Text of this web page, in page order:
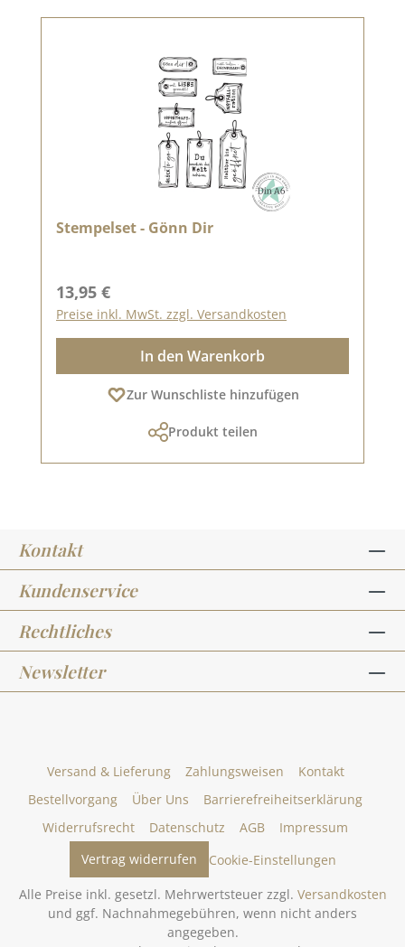
Stempelset - Gönn Dir
Regulärer Preis:
13,95 €
Preise inkl. MwSt. zzgl. Versandkosten
In den Warenkorb
Zur Wunschliste hinzufügen
Produkt teilen
Kontakt
Kundenservice
Rechtliches
Newsletter
Versand & Lieferung Zahlungsweisen
Kontakt
Bestellvorgang
Über Uns
Barrierefreiheitserklärung
Widerrufsrecht
Datenschutz AGB
Impressum
Vertrag widerrufen
Cookie-Einstellungen
Alle Preise inkl. gesetzl. Mehrwertsteuer zzgl. Versandkosten
und ggf. Nachnahmegebühren, wenn nicht anders
angegeben.